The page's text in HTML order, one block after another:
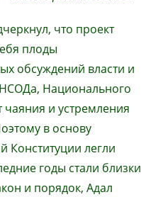
что проект
плоды
обсуждений власти и
Национального
чаяния и устремления
в основу
Конституции легли
годы стали близки
и порядок, Адал